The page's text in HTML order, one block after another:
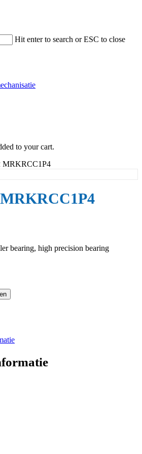
Hit enter to search or ESC to close
to your cart.
MRKRCC1P4
bearing, high precision bearing